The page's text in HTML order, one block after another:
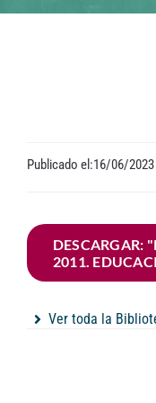
Publicado el:16/06/2023
DESCARGAR:
2011.
Ver toda la